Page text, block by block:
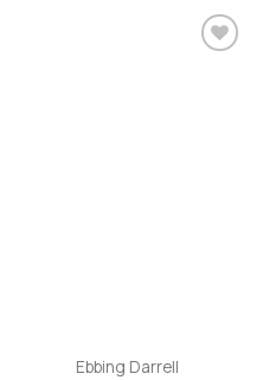
Ebbing Darrell